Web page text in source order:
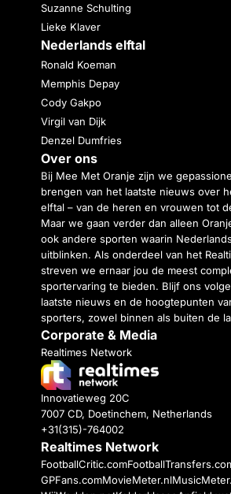
Suzanne Schulting
Lieke Klaver
Nederlands elftal
Ronald Koeman
Memphis Depay
Cody Gakpo
Virgil van Dijk
Denzel Dumfries
Over ons
Bij Mee Met Oranje zijn we
brengen van het laatste nieuws over
elftal – van de heren en vrouwen tot
Maar we gaan verder dan alleen
ook andere sporten waarin
uitblinken. Als onderdeel van het
streven we ernaar jou de meest
sportervaring te bieden. Blijf ons
laatste nieuws en de hoogtepunten
sporters, zowel binnen als buiten de
Corporate & Media
Realtimes Network
Innovatieweg 20C
7007 CD, Doetinchem, Netherlands
+31(315)-764002
Realtimes Network
FootballCritic.com
GPFans.comMovieMeter.nl